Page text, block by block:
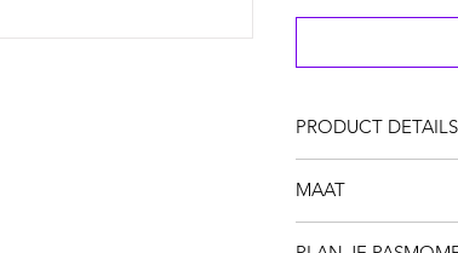
PRODUCT DETAILS
Spaghettibandjes +
MAAT